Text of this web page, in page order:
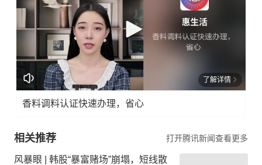
了解详情
香料调料认证快速办理，省心
相关推荐 打开腾讯新闻查看更多
风暴眼 | 韩股“暴富赌场”崩塌，短线散